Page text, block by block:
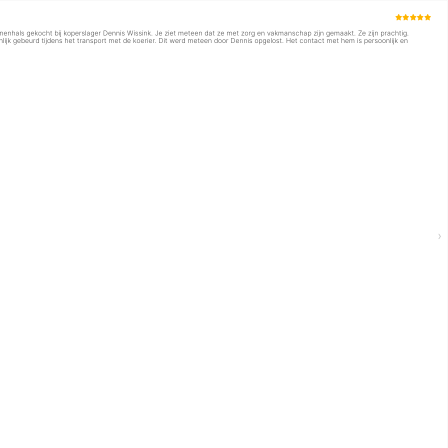
gekocht bij koperslager Dennis Wissink. Je ziet meteen dat ze met zorg en vakmanschap zijn gemaakt. Ze zijn prachtig.
gebeurd tijdens het transport met de koerier. Dit werd meteen door Dennis opgelost. Het contact met hem is persoonlijk en
›